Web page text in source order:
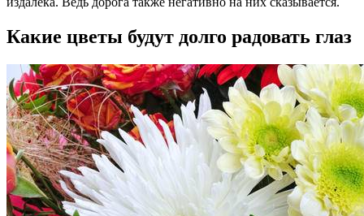
Какие цветы будут долго радовать глаз